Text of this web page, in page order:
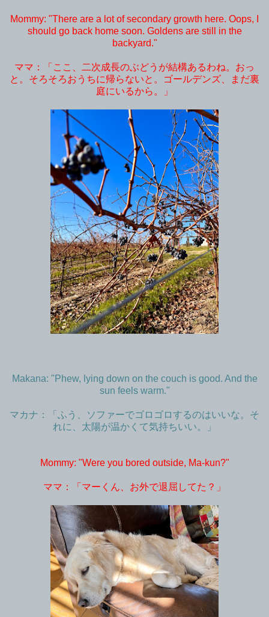
Mommy: "There are a lot of secondary growth here. Oops, I
should go back home soon. Goldens are still in the
backyard."
ママ：「ここ、二次成長のぶどうが結構あるわね。おっ
と。そろそろおうちに帰らないと。ゴールデンズ、まだ裏
庭にいるから。」
Makana: "Phew, lying down on the couch is good. And the
sun feels warm."
マカナ：「ふう、ソファーでゴロゴロするのはいいな。そ
れに、太陽が温かくて気持ちいい。」
Mommy: "Were you bored outside, Ma-kun?"
ママ：「マーくん、お外で退屈してた？」